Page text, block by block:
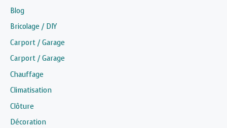
Blog
Bricolage / DIY
Carport / Garage
Carport / Garage
Chauffage
Climatisation
Clôture
Décoration